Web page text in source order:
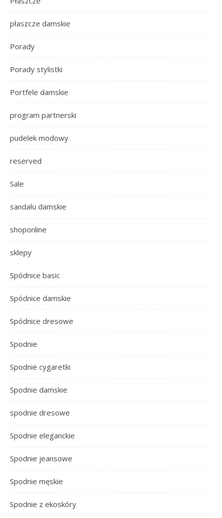
płaszcze damskie
Porady
Porady stylistki
Portfele damskie
program partnerski
pudelek modowy
reserved
Sale
sandału damskie
shoponline
sklepy
Spódnice basic
Spódnice damskie
Spódnice dresowe
Spodnie
Spodnie cygaretki
Spodnie damskie
spodnie dresowe
Spodnie eleganckie
Spodnie jeansowe
Spodnie męskie
Spodnie z ekoskóry